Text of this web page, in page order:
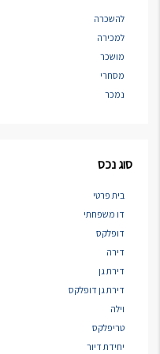
להשכרה
למכירה
מושכר
מסחרי
נמכר
סוג נכס
בית פרטי
דו משפחתי
דופלקס
דירה
דירת גן
דירת גן דופלקס
וילה
טריפלקס
יחידת דיור